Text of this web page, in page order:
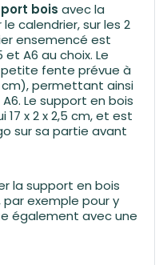
bois avec la
calendrier, sur les 2
ensemencé est
A6 au choix. Le
petite fente prévue à
permettant ainsi
Le support en bois
x 2 x 2,5 cm, et est
sur sa partie avant
la support en bois
exemple pour y
également avec une